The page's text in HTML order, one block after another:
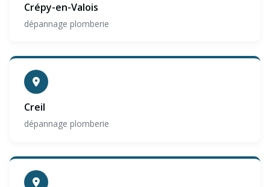
Crépy-en-Valois
dépannage plomberie
Creil
dépannage plomberie